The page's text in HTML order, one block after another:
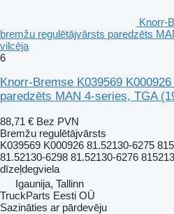
Knorr-
bremžu regulētājvārsts paredzēts
vilcēja
6
Knorr-Bremse K039569
paredzēts MAN 4-series, TGA
88,71 € Bez PVN
Bremžu regulētājvārsts
K039569 K000926 81.52130-6275
81.52130-6298 81.52130-6276
dīzeļdegviela
Igaunija, Tallinn
TruckParts Eesti OÜ
Sazināties ar pārdevēju